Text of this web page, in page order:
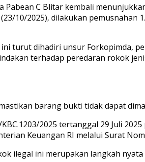
Pabean C Blitar kembali
10/2025), dilakukan pemusnahan
turut dihadiri unsur Forkopimda,
terhadap peredaran rokok
barang bukti tidak dapat
2025 tertanggal 29 Juli
Keuangan RI melalui Surat
ilegal ini merupakan langkah